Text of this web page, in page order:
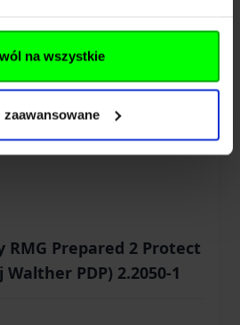
na wszystkie
zaawansowane
RMG Prepared 2 Protect
Walther PDP) 2.2050-1